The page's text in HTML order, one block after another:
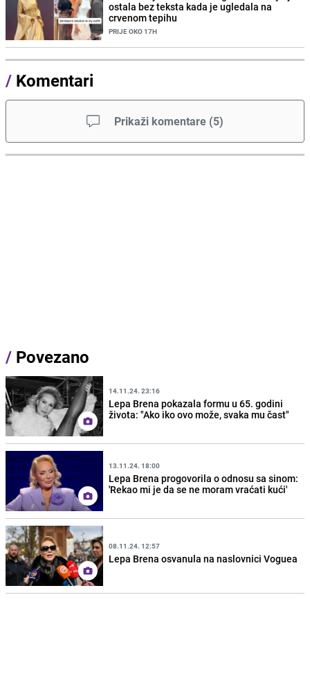
ostala bez teksta kada je ugledala na
crvenom tepihu
PRIJE OKO 17H
/ Komentari
Prikaži komentare (5)
/ Povezano
14.11.24. 23:16
Lepa Brena pokazala formu u 65. godini
života: "Ako iko ovo može, svaka mu čast"
13.11.24. 18:00
Lepa Brena progovorila o odnosu sa sinom:
'Rekao mi je da se ne moram vraćati kući'
08.11.24. 12:57
Lepa Brena osvanula na naslovnici Voguea